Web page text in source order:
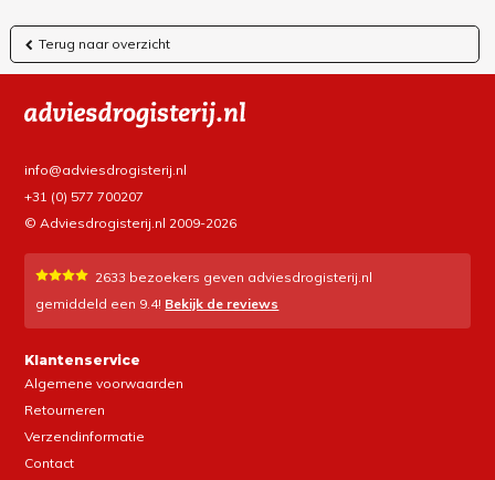
Terug naar overzicht
info@adviesdrogisterij.nl
+31 (0) 577 700207
© Adviesdrogisterij.nl 2009-2026
2633 bezoekers geven adviesdrogisterij.nl
gemiddeld een 9.4! Bekijk de reviews
Klantenservice
Algemene voorwaarden
Retourneren
Verzendinformatie
Contact